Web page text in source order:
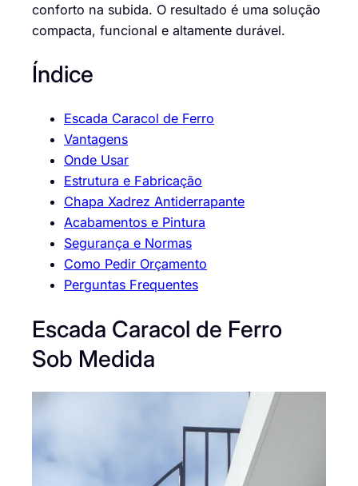
conforto na subida. O resultado é uma solução
compacta, funcional e altamente durável.
Índice
Escada Caracol de Ferro
Vantagens
Onde Usar
Estrutura e Fabricação
Chapa Xadrez Antiderrapante
Acabamentos e Pintura
Segurança e Normas
Como Pedir Orçamento
Perguntas Frequentes
Escada Caracol de Ferro
Sob Medida